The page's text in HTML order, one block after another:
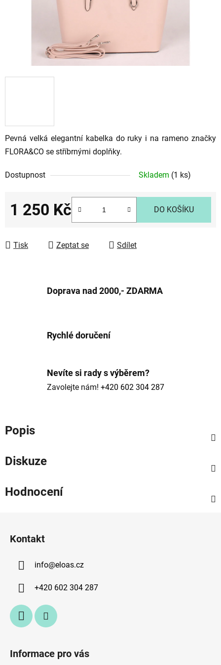
Pevná velká elegantní kabelka do ruky i na rameno značky
FLORA&CO se stříbrnými doplňky.
Dostupnost Skladem (1 ks)
1 250 Kč DO KOŠÍKU
Tisk Zeptat se Sdílet
Doprava nad 2000,- ZDARMA
Rychlé doručení
Nevíte si rady s výběrem?
Zavolejte nám! +420 602 304 287
Popis
Diskuze
Hodnocení
Kontakt
info@eloas.cz
+420 602 304 287
Informace pro vás